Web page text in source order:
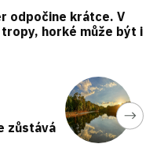
odpočine krátce. V
horké může být i
zůstává